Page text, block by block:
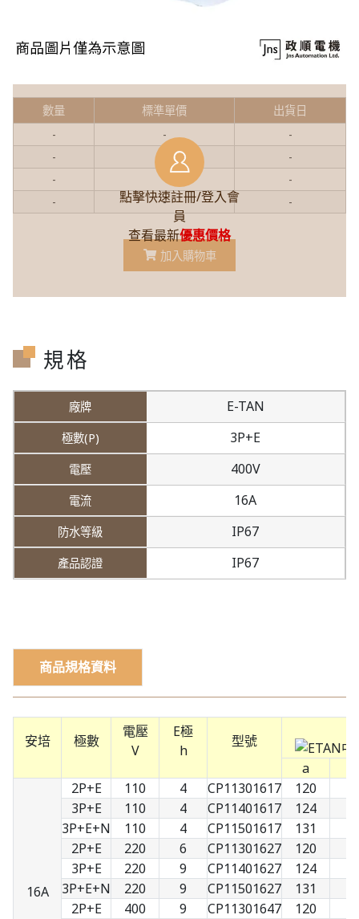
點擊快速註冊/登入會
員
查看最新優惠價格
數量 標準單價
出貨日
-
-
-
-
-
-
-
-
-
- -
加入購物車
規格
E-TAN
3P+E
400V
16A
IP67
IP67
商品規格資料
安培 極數
電壓
V
E極
h
型號
a
16A
2P+E 110 4 CP11301617 120
3P+E
110 4 CP11401617 124
3P+E+N
110 4 CP11501617 131
2P+E
220 6 CP11301627 120
3P+E
220 9 CP11401627 124
3P+E+N
220 9 CP11501627 131
2P+E
400 9 CP11301647 120